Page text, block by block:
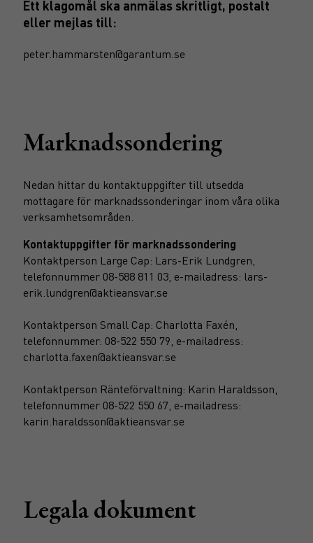
Ett klagomål ska anmälas skritligt, postalt
eller mejlas till:
peter.hammarsten@garantum.se
Marknadssondering
Nedan hittar du kontaktuppgifter till utsedda
mottagare för marknadssonderingar inom våra olika
verksamhetsområden.
Kontaktuppgifter för marknadssondering
Kontaktperson Large Cap: Lars-Erik Lundgren,
telefonnummer 08-588 811 03, e-mailadress: lars-
erik.lundgren@aktieansvar.se
Kontaktperson Small Cap: Charlotta Faxén,
telefonnummer: 08-522 550 79, e-mailadress:
charlotta.faxen@aktieansvar.se
Kontaktperson Ränteförvaltning: Karin Haraldsson,
telefonnummer 08-522 550 67, e-mailadress:
karin.haraldsson@aktieansvar.se
Legala dokument